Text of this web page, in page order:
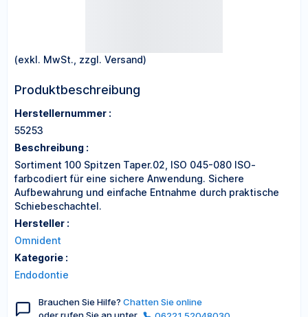
(exkl. MwSt., zzgl. Versand)
Produktbeschreibung
Herstellernummer :
55253
Beschreibung :
Sortiment 100 Spitzen Taper.02, ISO 045-080 ISO-
farbcodiert für eine sichere Anwendung. Sichere
Aufbewahrung und einfache Entnahme durch praktische
Schiebeschachtel.
Hersteller :
Omnident
Kategorie :
Endodontie
Brauchen Sie Hilfe? Chatten Sie online